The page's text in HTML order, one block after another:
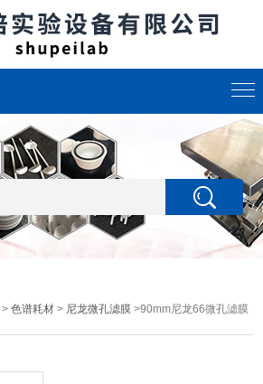
>色谱耗材 > 尼龙微孔滤膜 >90mm尼龙66微孔滤膜